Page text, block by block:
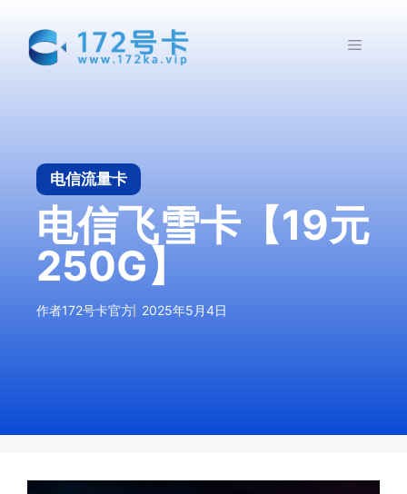
菜
电信流量卡
电信飞雪卡【19元
250G】
作者172号卡官方 2025年5月4日